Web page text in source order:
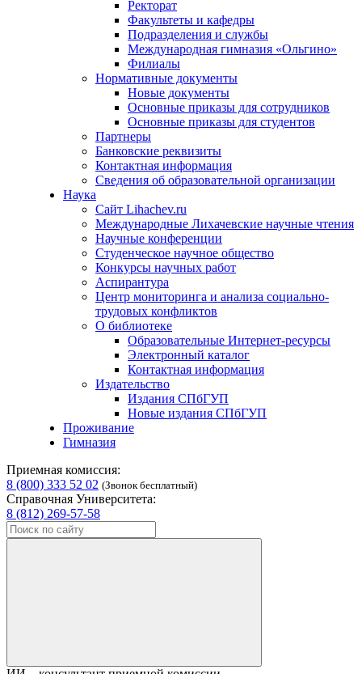
Ректорат
Факультеты и кафедры
Подразделения и службы
Международная гимназия «Ольгино»
Филиалы
Нормативные документы
Новые документы
Основные приказы для сотрудников
Основные приказы для студентов
Партнеры
Банковские реквизиты
Контактная информация
Сведения об образовательной организации
Наука
Сайт Lihachev.ru
Международные Лихачевские научные чтения
Научные конференции
Студенческое научное общество
Конкурсы научных работ
Аспирантура
Центр мониторинга и анализа социально-
трудовых конфликтов
О библиотеке
Образовательные Интернет-ресурсы
Электронный каталог
Контактная информация
Издательство
Издания СПбГУП
Новые издания СПбГУП
Проживание
Гимназия
Приемная комиссия:
8 (800) 333 52 02 (Звонок бесплатный)
Справочная Университета:
8 (812) 269-57-58